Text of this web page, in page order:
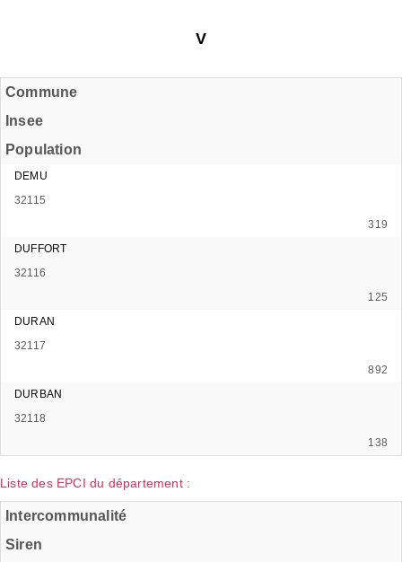
V
Commune
Insee
Population
DEMU
32115
319
DUFFORT
32116
125
DURAN
32117
892
DURBAN
32118
138
Liste des EPCI du département :
Intercommunalité
Siren